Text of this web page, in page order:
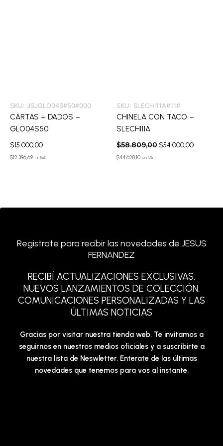
SKU: JSJGLO04S#50#000
CARTAS + DADOS –
GLO04S50
$15.000,00
$12.396,69 sin IVA
SKU: SLECHI11A#11#
CHINELA CON TACO –
SLECHI11A
$58.809,00 $54.000,00
$44.628,10 sin IVA
Registrate para recibir las novedades de JESUS
FERNANDEZ
RECIBÍ ACTUALIZACIONES EXCLUSIVAS,
NUEVOS LANZAMIENTOS DE COLECCIÓN,
COMUNICACIONES PERSONALIZADAS Y LAS
ÚLTIMAS NOTICIAS
Gracias por visitar nuestra tienda web. Te invitamos a
seguirnos en nuestros medios oficiales y a suscribirte a
nuestra lista de Neswletter. Enterate de las últimas
novedades que tenemos para vos al instante.